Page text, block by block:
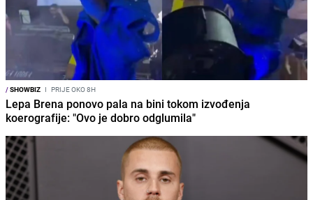
/SHOWBIZ I PRIJE OKO 8H
Lepa Brena ponovo pala na bini tokom izvođenja
koerografije: "Ovo je dobro odglumila"